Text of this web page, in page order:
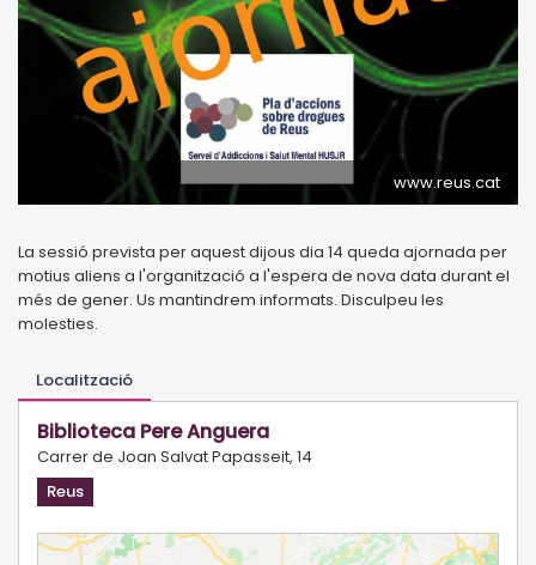
www.reus.cat
La sessió prevista per aquest dijous dia 14 queda ajornada per
motius aliens a l'organització a l'espera de nova data durant el
més de gener. Us mantindrem informats. Disculpeu les
molesties.
Localització
Biblioteca Pere Anguera
Carrer de Joan Salvat Papasseit, 14
Reus